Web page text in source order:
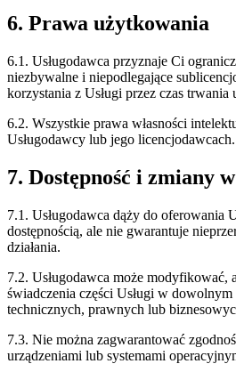
6. Prawa użytkowania
6.1. Usługodawca przyznaje Ci
niezbywalne i niepodlegające
korzystania z Usługi przez czas trwania
6.2. Wszystkie prawa własności
Usługodawcy lub jego licencjodawcach.
7. Dostępność i zmiany w
7.1. Usługodawca dąży do oferowania
dostępnością, ale nie gwarantuje
działania.
7.2. Usługodawca może modyfikować,
świadczenia części Usługi w
technicznych, prawnych lub
7.3. Nie można zagwarantować
urządzeniami lub systemami